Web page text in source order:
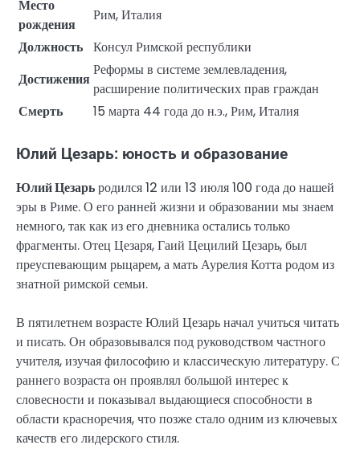
Место
рождения
Рим, Италия
Должность Консул Римской республики
Достижения
Реформы в системе землевладения,
расширение политических прав граждан
Смерть
15 марта 44 года до н.э., Рим, Италия
Юлий Цезарь: юность и образование
Юлий Цезарьродился 12 или 13 июля 100 года до нашей
эры в Риме. О его ранней жизни и образовании мы знаем
немного, так как из его дневника остались только
фрагменты. Отец Цезаря, Гаий Цецилий Цезарь, был
преуспевающим рыцарем, а мать Аурелия Котта родом из
знатной римской семьи.
В пятилетнем возрасте Юлий Цезарь начал учиться читать
и писать. Он образовывался под руководством частного
учителя, изучая философию и классическую литературу. С
раннего возраста он проявлял большой интерес к
словесности и показывал выдающиеся способности в
области красноречия, что позже стало одним из ключевых
качеств его лидерского стиля.